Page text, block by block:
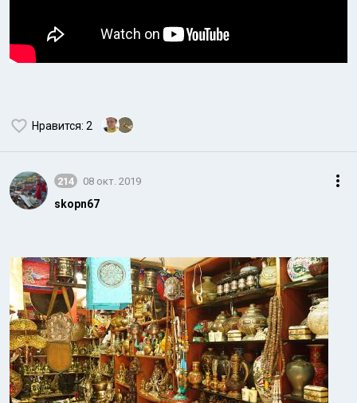
Нравится: 2
214 08 окт. 2019
skopn67